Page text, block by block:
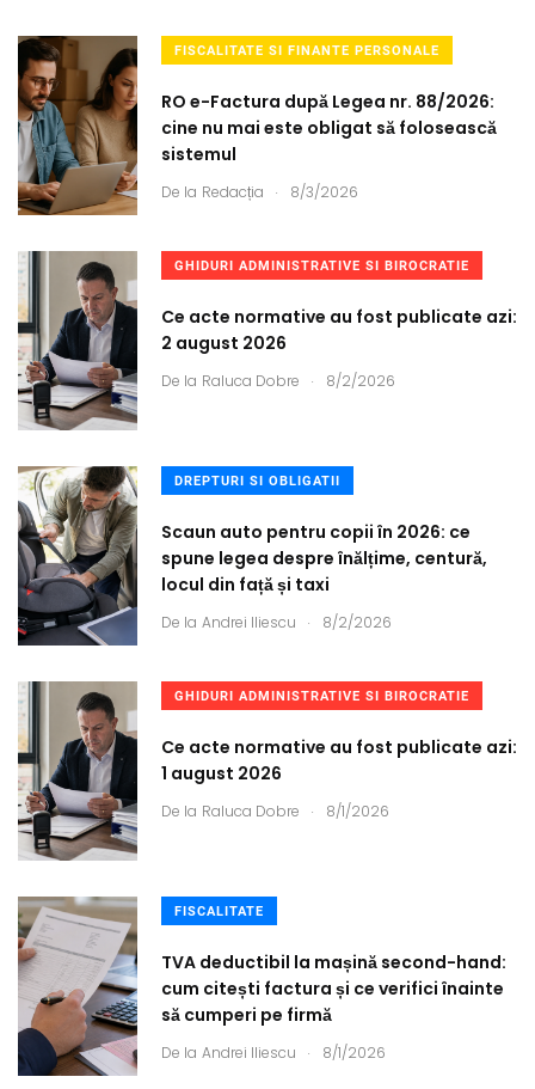
FISCALITATE SI FINANTE PERSONALE
RO e-Factura după Legea nr. 88/2026:
cine nu mai este obligat să folosească
sistemul
De la Redacția . 8/3/2026
GHIDURI ADMINISTRATIVE SI BIROCRATIE
Ce acte normative au fost publicate azi:
2 august 2026
De la Raluca Dobre . 8/2/2026
DREPTURI SI OBLIGATII
Scaun auto pentru copii în 2026: ce
spune legea despre înălțime, centură,
locul din față și taxi
De la Andrei Iliescu . 8/2/2026
GHIDURI ADMINISTRATIVE SI BIROCRATIE
Ce acte normative au fost publicate azi:
1 august 2026
De la Raluca Dobre . 8/1/2026
FISCALITATE
TVA deductibil la mașină second-hand:
cum citești factura și ce verifici înainte
să cumperi pe firmă
De la Andrei Iliescu . 8/1/2026